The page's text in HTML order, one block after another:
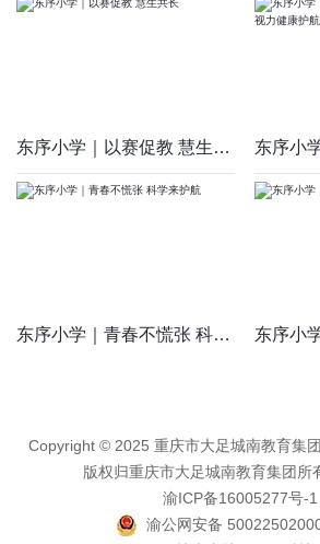
东序小学｜以赛促教 慧生共长
东序小学｜青春不慌张 科学来护航
Copyright © 2025 重庆市大足城南教育集
版权归重庆市大足城南教育集团所
渝ICP备16005277号-1
渝公网安备